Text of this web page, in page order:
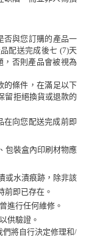
否與您訂購的產品一
配送完成後七 (7)天
，否則產品會被視為
的條件，在滿足以下
留拒絕換貨或退款的
在向您配送完成前即
包裝盒內印刷材物應
或水漬痕跡，除非該
前即已存在。
進行任何維修。
供驗證。
將自行決定修理和/